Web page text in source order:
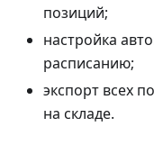
позиций;
настройка
расписанию;
экспорт всех
на складе.